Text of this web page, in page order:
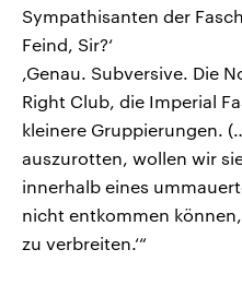
Sympathisanten der
Feind, Sir?‘
,Genau. Subversive. Die
Right Club, die Imperial
kleinere Gruppierungen.
auszurotten, wollen wir
innerhalb eines
nicht entkommen
zu verbreiten.‘“